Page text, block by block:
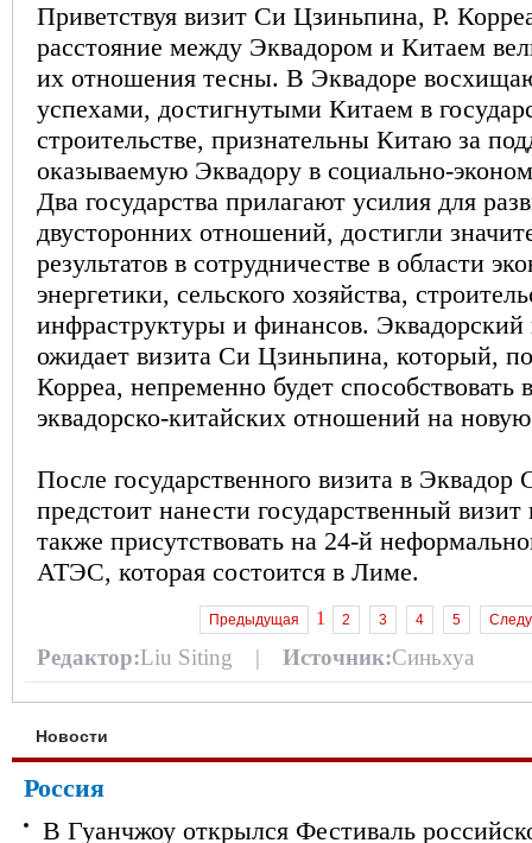
Приветствуя визит Си Цзиньпина, Р.
расстояние между Эквадором и Китаем
их отношения тесны. В Эквадоре
успехами, достигнутыми Китаем в
строительстве, признательны Китаю за
оказываемую Эквадору в социально-
Два государства прилагают усилия для
двусторонних отношений, достигли
результатов в сотрудничестве в области
энергетики, сельского хозяйства,
инфраструктуры и финансов. Эквадорский
ожидает визита Си Цзиньпина, который,
Корреа, непременно будет способствовать
эквадорско-китайских отношений на
После государственного визита в
предстоит нанести государственный
также присутствовать на 24-й
АТЭС, которая состоится в Лиме.
Предыдущая 1 2 3 4 5
Редактор:Liu Siting | Источник:Синьхуа
Новости
Россия
В Гуанчжоу открылся Фестиваль